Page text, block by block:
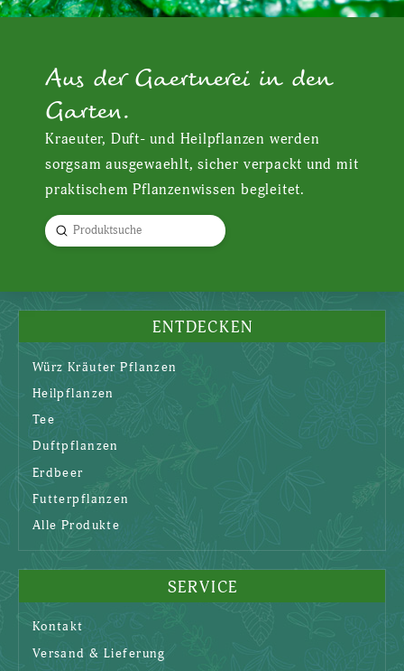
Aus der Gaertnerei in den
Garten.
Kraeuter, Duft- und Heilpflanzen werden
sorgsam ausgewaehlt, sicher verpackt und mit
praktischem Pflanzenwissen begleitet.
Search
Submit
ENTDECKEN
Würz Kräuter Pflanzen
Heilpflanzen
Tee
Duftpflanzen
Erdbeer
Futterpflanzen
Alle Produkte
SERVICE
Kontakt
Versand & Lieferung